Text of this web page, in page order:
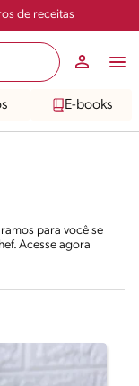
de receitas
E-books
para você se
Acesse agora